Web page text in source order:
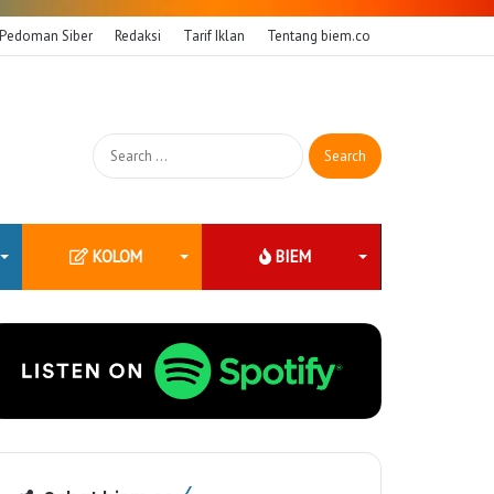
Pedoman Siber Redaksi Tarif Iklan Tentang biem.co
Search
for:
KOLOM BIEM